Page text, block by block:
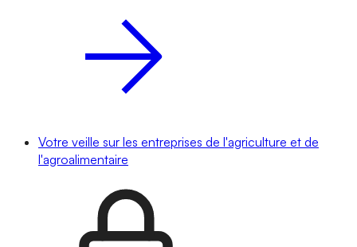
Votre veille sur les entreprises de l'agriculture et de
l'agroalimentaire